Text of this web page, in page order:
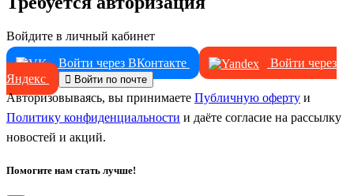
Войдите в личный кабинет
Войти через ВКонтакте
Войти через
Яндекс
Войти по почте
Авторизовываясь, вы принимаете Публичную оферту и
Политику конфиденциальности и даёте согласие на рассылку
новостей и акций.
Помогите нам стать лучше!